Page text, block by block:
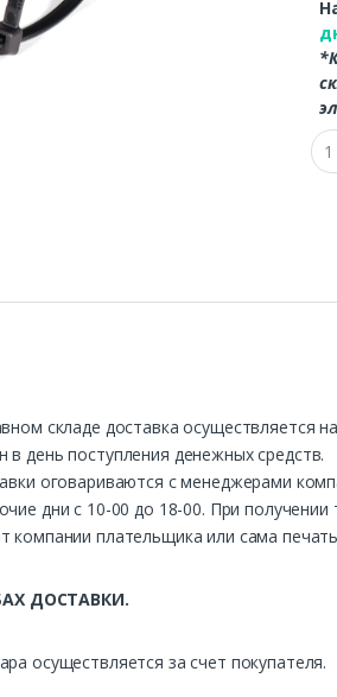
складе доставка осуществляется
день поступления денежных средств.
оговариваются с менеджерами
дни с 10-00 до 18-00. При
компании плательщика или сама
ДОСТАВКИ.
осуществляется за счет покупателя.